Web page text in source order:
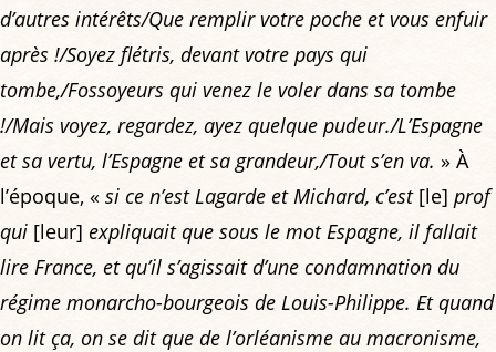
d’autres intérêts/Que remplir votre poche et vous enfuir
après !/Soyez flétris, devant votre pays qui
tombe,/Fossoyeurs qui venez le voler dans sa tombe
!/Mais voyez, regardez, ayez quelque pudeur./L’Espagne
et sa vertu, l’Espagne et sa grandeur,/Tout s’en va. » À
l’époque, « si ce n’est Lagarde et Michard, c’est[le] prof
qui [leur] expliquait que sous le mot Espagne, il fallait
lire France, et qu’il s’agissait d’une condamnation du
régime monarcho-bourgeois de Louis-Philippe. Et quand
on lit ça, on se dit que de l’orléanisme au macronisme,